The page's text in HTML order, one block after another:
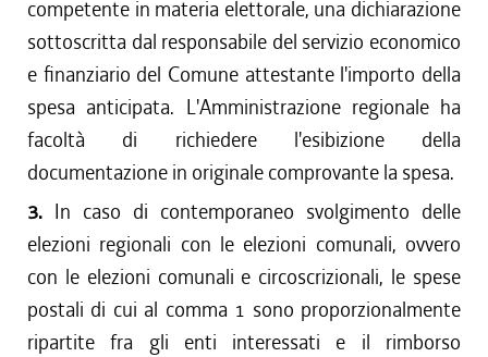
competente in materia elettorale, una dichiarazione
sottoscritta dal responsabile del servizio economico
e finanziario del Comune attestante l'importo della
spesa anticipata. L'Amministrazione regionale ha
facoltà di richiedere l'esibizione della
documentazione in originale comprovante la spesa.
3. In caso di contemporaneo svolgimento delle
elezioni regionali con le elezioni comunali, ovvero
con le elezioni comunali e circoscrizionali, le spese
postali di cui al comma 1 sono proporzionalmente
ripartite fra gli enti interessati e il rimborso